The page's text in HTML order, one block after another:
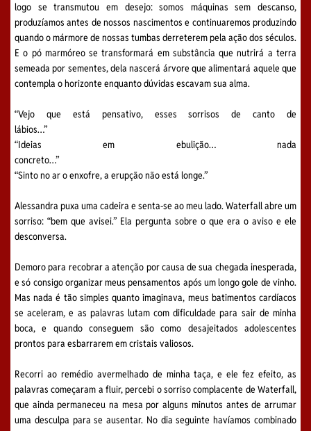
logo se transmutou em desejo: somos máquinas sem descanso,
produzíamos antes de nossos nascimentos e continuaremos produzindo
quando o mármore de nossas tumbas derreterem pela ação dos séculos.
E o pó marmóreo se transformará em substância que nutrirá a terra
semeada por sementes, dela nascerá árvore que alimentará aquele que
contempla o horizonte enquanto dúvidas escavam sua alma.
“Vejo que está pensativo, esses sorrisos de canto de
lábios…”
“Ideias em ebulição… nada
concreto…”
“Sinto no ar o enxofre, a erupção não está longe.”
Alessandra puxa uma cadeira e senta-se ao meu lado. Waterfall abre um
sorriso: “bem que avisei.” Ela pergunta sobre o que era o aviso e ele
desconversa.
Demoro para recobrar a atenção por causa de sua chegada inesperada,
e só consigo organizar meus pensamentos após um longo gole de vinho.
Mas nada é tão simples quanto imaginava, meus batimentos cardíacos
se aceleram, e as palavras lutam com dificuldade para sair de minha
boca, e quando conseguem são como desajeitados adolescentes
prontos para esbarrarem em cristais valiosos.
Recorri ao remédio avermelhado de minha taça, e ele fez efeito, as
palavras começaram a fluir, percebi o sorriso complacente de Waterfall,
que ainda permaneceu na mesa por alguns minutos antes de arrumar
uma desculpa para se ausentar. No dia seguinte havíamos combinado